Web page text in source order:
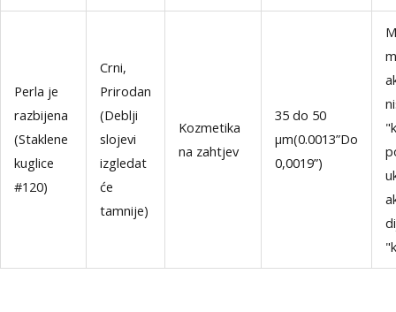
Perla je
razbijena
(Staklene
kuglice
#120)
Crni,
Prirodan
(Deblji
slojevi
izgledat
će
tamnije)
Kozmetika
na zahtjev
35 do 50
μm(0.0013”Do
0,0019”)